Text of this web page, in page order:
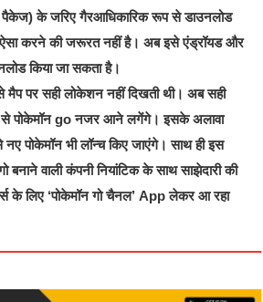
पैकेज) के जरिए गैरआधिकारिक रूप से डाउनलोड
करने की जरूरत नहीं है। अब इसे एंड्रॉयड और
किया जा सकता है।
पर सही लोकेशन नहीं दिखती थी। अब सही
पोकेमॉन go नजर आने लगेंगे। इसके अलावा
पोकेमॉन भी लॉन्च किए जाएंगे। साथ ही इस
बनाने वाली कंपनी नियांटिक के साथ साझेदारी की
के लिए ‘पोकेमॉन गो चैनल’ App लेकर आ रहा